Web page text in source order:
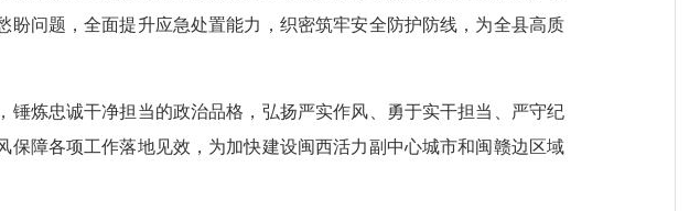
问题，全面提升应急处置能力，织密筑牢安全防护防线，为全县高质
炼忠诚干净担当的政治品格，弘扬严实作风、勇于实干担当、严守纪
障各项工作落地见效，为加快建设闽西活力副中心城市和闽赣边区域